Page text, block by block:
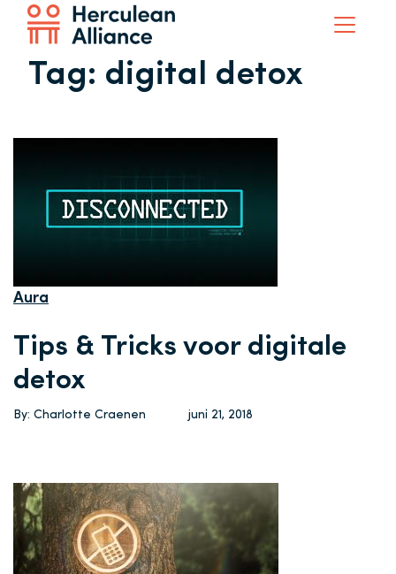
Tag: digital detox
Aura
Tips & Tricks voor digitale
detox
By: Charlotte Craenen juni 21, 2018